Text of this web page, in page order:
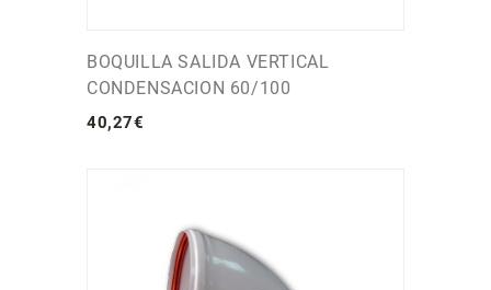
BOQUILLA SALIDA VERTICAL
CONDENSACION 60/100
40,27€